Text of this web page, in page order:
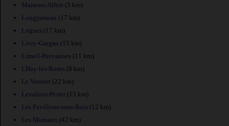
Maisons-Alfort (3 km)
Longjumeau (17 km)
Lognes (17 km)
Livry-Gargan (15 km)
Limeil-Brevannes (11 km)
LHay-les-Roses (8 km)
Le Vesinet (22 km)
Levallois-Perret (13 km)
Les Pavillons-sous-Bois (12 km)
Les Mureaux (42 km)